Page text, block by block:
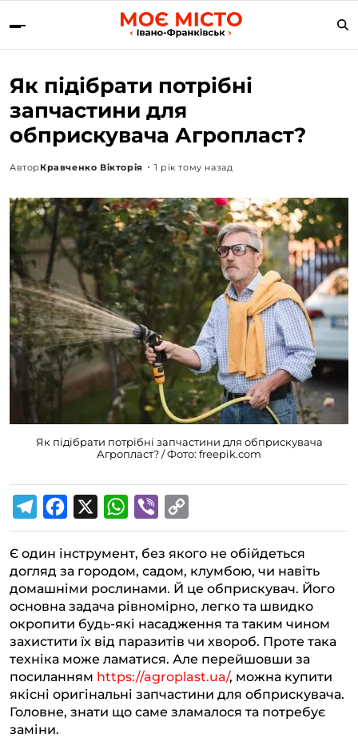
Як підібрати потрібні
запчастини для
обприскувача Агропласт?
Автор Кравченко Вікторія 1 рік тому назад
Як підібрати потрібні запчастини для обприскувача
Агропласт? / Фото: freepik.com
e
l
e
g
r
a
m
a
c
e
b
o
o
k
W
h
a
t
s
A
p
p
i
b
e
r
o
p
y
L
i
n
k
Є один інструмент, без якого не обійдеться
догляд за городом, садом, клумбою, чи навіть
домашніми рослинами. Й це обприскувач. Його
основна задача рівномірно, легко та швидко
окропити будь-які насадження та таким чином
захистити їх від паразитів чи хвороб. Проте така
техніка може ламатися. Але перейшовши за
посиланням https://agroplast.ua/, можна купити
якісні оригінальні запчастини для обприскувача.
Головне, знати що саме зламалося та потребує
заміни.